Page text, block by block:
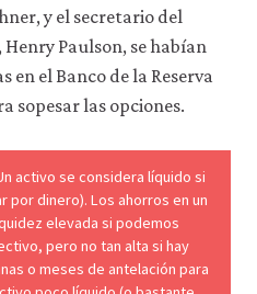
y el secretario del
Paulson, se habían
en el Banco de la Reserva
sopesar las opciones.
activo se considera líquido si
por dinero). Los ahorros en un
elevada si podemos
pero no tan alta si hay
o meses de antelación para